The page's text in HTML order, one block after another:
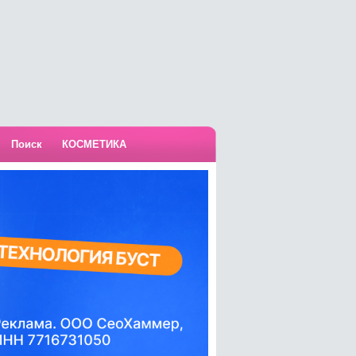
Поиск КОСМЕТИКА